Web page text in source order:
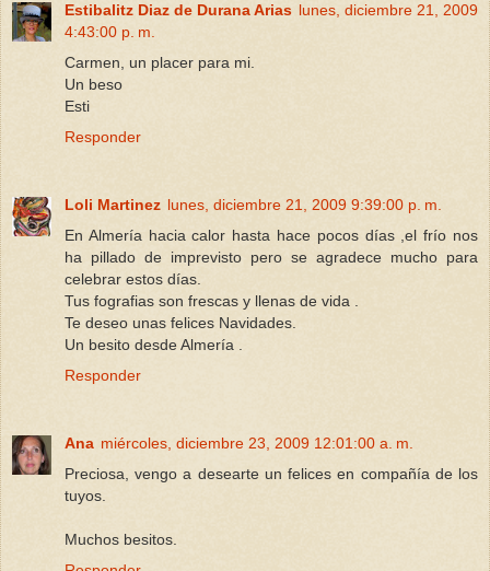
Estibalitz Diaz de Durana Arias lunes, diciembre 21, 2009
4:43:00 p. m.
Carmen, un placer para mi.
Un beso
Esti
Responder
Loli Martinez lunes, diciembre 21, 2009 9:39:00 p. m.
En Almería hacia calor hasta hace pocos días ,el frío nos
ha pillado de imprevisto pero se agradece mucho para
celebrar estos días.
Tus fografias son frescas y llenas de vida .
Te deseo unas felices Navidades.
Un besito desde Almería .
Responder
Ana miércoles, diciembre 23, 2009 12:01:00 a. m.
Preciosa, vengo a desearte un felices en compañía de los
tuyos.
Muchos besitos.